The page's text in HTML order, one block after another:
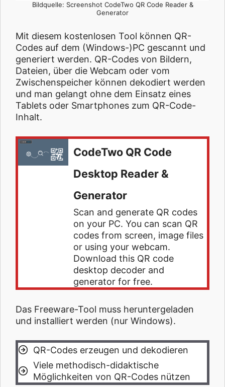
Bildquelle: Screenshot CodeTwo QR Code Reader &
Generator
Mit diesem kostenlosen Tool können QR-
Codes auf dem (Windows-)PC gescannt und
generiert werden. QR-Codes von Bildern,
Dateien, über die Webcam oder vom
Zwischenspeicher können dekodiert werden
und man gelangt ohne dem Einsatz eines
Tablets oder Smartphones zum QR-Code-
Inhalt.
CodeTwo QR Code
Desktop Reader &
Generator
Scan and generate QR codes
on your PC. You can scan QR
codes from screen, image files
or using your webcam.
Download this QR code
desktop decoder and
generator for free.
Das Freeware-Tool muss heruntergeladen
und installiert werden (nur Windows).
QR-Codes erzeugen und dekodieren
Viele methodisch-didaktische
Möglichkeiten von QR-Codes nützen